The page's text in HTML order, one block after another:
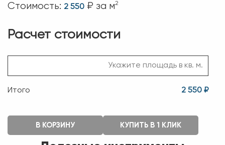
Стоимость: 2 550 ₽ за м2
Расчет стоимости
Итого 2 550 ₽
В КОРЗИНУ КУПИТЬ В 1 КЛИК